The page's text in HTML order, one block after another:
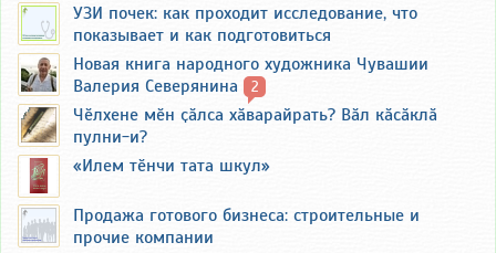
УЗИ почек: как проходит исследование, что
показывает и как подготовиться
Новая книга народного художника Чувашии
Валерия Северянина
2
Чӗлхене мӗн ҫӑлса хӑварайрать? Вӑл кӑсӑклӑ
пулни-и?
«Илем тӗнчи тата шкул»
Продажа готового бизнеса: строительные и
прочие компании